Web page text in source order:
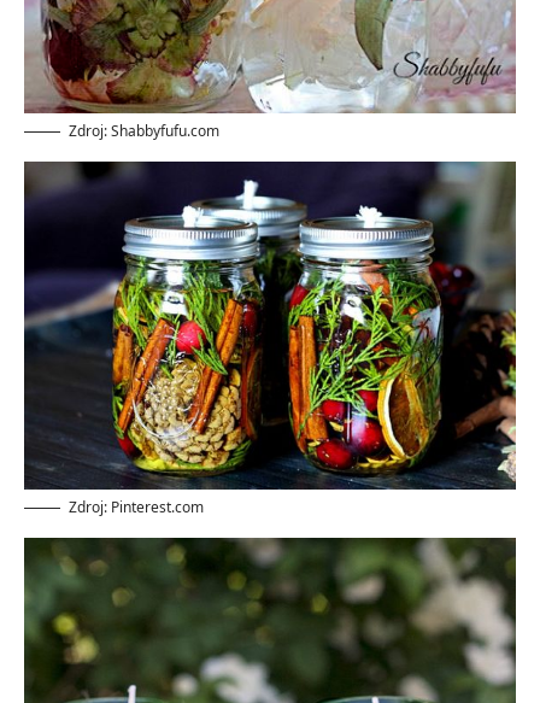
Zdroj: Shabbyfufu.com
Zdroj: Pinterest.com